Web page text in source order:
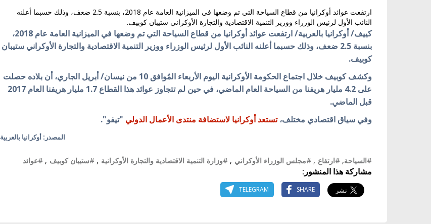
ارتفعت عوائد أوكرانيا من قطاع السياحة التي تم وضعها في الميزانية العامة عام 2018، بنسبة 2.5 ضعف، وذلك حسبما أعلنه
النائب الأول لرئيس الوزراء ووزير التنمية الاقتصادية والتجارة الأوكراني ستيبان كوبيف.
كييف/ أوكرانيا بالعربية/ ارتفعت عوائد أوكرانيا من قطاع السياحة التي تم وضعها في الميزانية العامة عام 2018،
بنسبة 2.5 ضعف، وذلك حسبما أعلنه النائب الأول لرئيس الوزراء ووزير التنمية الاقتصادية والتجارة الأوكراني ستيبان
كوبيف.
وكشف كوبيف خلال اجتماع الحكومة الأوكرانية اليوم الأربعاء المُوافق 10 من نيسان/ أبريل الجاري، أن بلاده حصلت
على 4.2 مليار هريفنا من السياحة العام الماضي، في حين لم تتجاوز عوائد هذا القطاع 1.7 مليار هريفنا العام 2017
قبل الماضي.
وفي سياق اقتصادي مختلف،تستعد أوكرانيا لاستضافة منتدى الأعمال الدولي "تيفو".
المصدر: أوكرانيا بالعربية
#السياحة, #ارتفاع , #مجلس الوزراء الأوكراني , #وزارة التنمية الاقتصادية والتجارة الأوكرانية , #ستيبان كوبيف , #عوائد
مشاركة هذا المنشور:
SHARE
TELEGRAM